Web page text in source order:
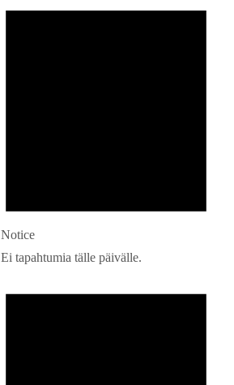
Notice
Ei tapahtumia tälle päivälle.